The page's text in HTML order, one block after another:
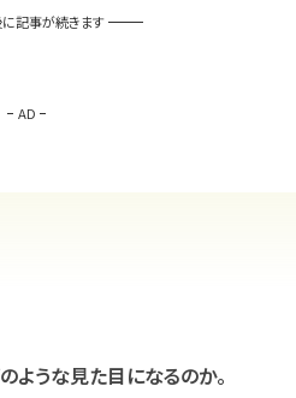
記事が続きます
AD
ような見た目になるのか。